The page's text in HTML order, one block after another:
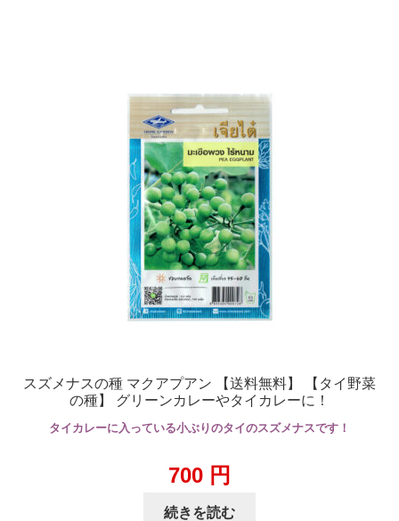
スズメナスの種 マクアプアン 【送料無料】 【タイ野菜
の種】 グリーンカレーやタイカレーに！
タイカレーに入っている小ぶりのタイのスズメナスです！
700 円
続きを読む